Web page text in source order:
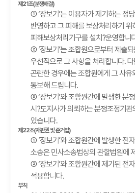
제21조(분쟁해결)
① ‘장보기’는 이용자가 제기하는 정
반영하고 그 피해를 보상처리하기 위
피해보상처리기구를 설치?운영합니
② ‘장보기’는 조합원으로부터 제출
우선적으로 그 사항을 처리합니다.
곤란한 경우에는 조합원에게 그 사유
통보해 드립니다.
③ ‘장보기’와 조합원간에 발생한 분
시?도지사가 의뢰하는 분쟁조정기관
있습니다.
제22조(재판권 및 준거법)
① ‘장보기’와 조합원간에 발생한 전
소송은 민사소송법상의 관할법원에
② ‘장보기’와 조합원간에 제기된 전
적용합니다.
부칙